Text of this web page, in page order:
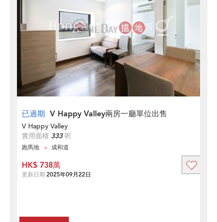
已過期 V Happy Valley兩房一廳單位出售
V Happy Valley
實用面積 333呎
跑馬地 成和道
HK$ 738萬
更新日期 2025年09月22日